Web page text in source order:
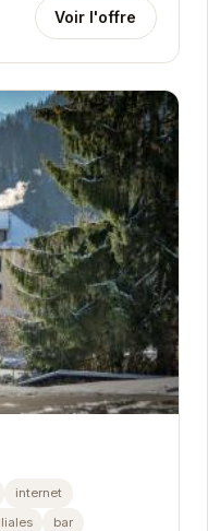
Voir l'offre
internet
bar